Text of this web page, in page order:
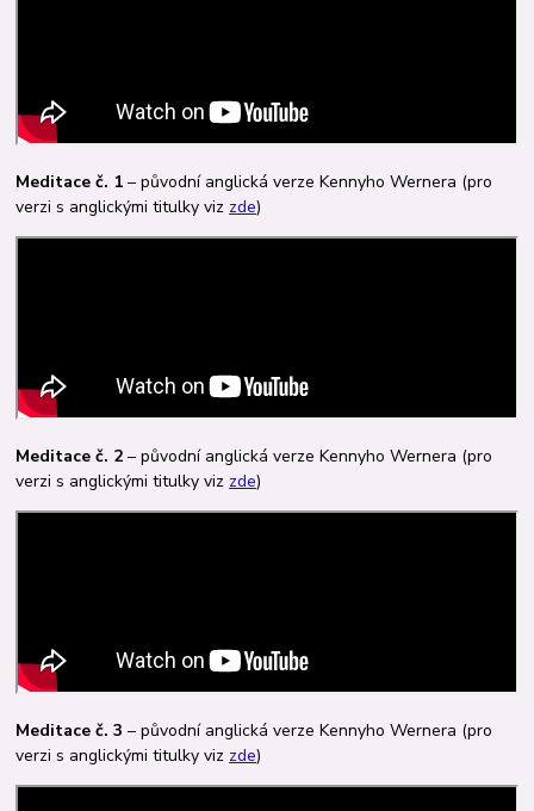
Meditace č. 1 – původní anglická verze Kennyho Wernera (pro
verzi s anglickými titulky viz zde)
Meditace č. 2 – původní anglická verze Kennyho Wernera (pro
verzi s anglickými titulky viz zde)
Meditace č. 3 – původní anglická verze Kennyho Wernera (pro
verzi s anglickými titulky viz zde)